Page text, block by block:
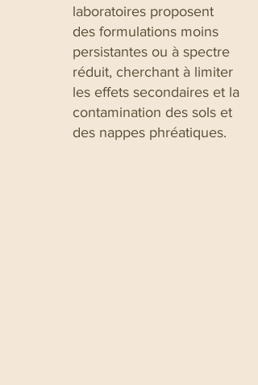
laboratoires proposent
des formulations moins
persistantes ou à spectre
réduit, cherchant à limiter
les effets secondaires et la
contamination des sols et
des nappes phréatiques.